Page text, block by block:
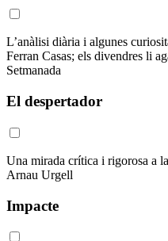
L’anàlisi diària i algunes
Ferran Casas; els divendres li
Setmanada
El despertador
Una mirada crítica i rigorosa a
Arnau Urgell
Impacte